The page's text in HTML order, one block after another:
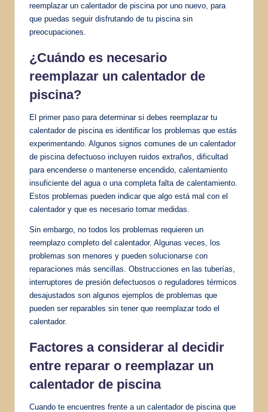
reemplazar un calentador de piscina por uno nuevo, para
que puedas seguir disfrutando de tu piscina sin
preocupaciones.
¿Cuándo es necesario
reemplazar un calentador de
piscina?
El primer paso para determinar si debes reemplazar tu
calentador de piscina es identificar los problemas que estás
experimentando. Algunos signos comunes de un calentador
de piscina defectuoso incluyen ruidos extraños, dificultad
para encenderse o mantenerse encendido, calentamiento
insuficiente del agua o una completa falta de calentamiento.
Estos problemas pueden indicar que algo está mal con el
calentador y que es necesario tomar medidas.
Sin embargo, no todos los problemas requieren un
reemplazo completo del calentador. Algunas veces, los
problemas son menores y pueden solucionarse con
reparaciones más sencillas. Obstrucciones en las tuberías,
interruptores de presión defectuosos o reguladores térmicos
desajustados son algunos ejemplos de problemas que
pueden ser reparables sin tener que reemplazar todo el
calentador.
Factores a considerar al decidir
entre reparar o reemplazar un
calentador de piscina
Cuando te encuentres frente a un calentador de piscina que